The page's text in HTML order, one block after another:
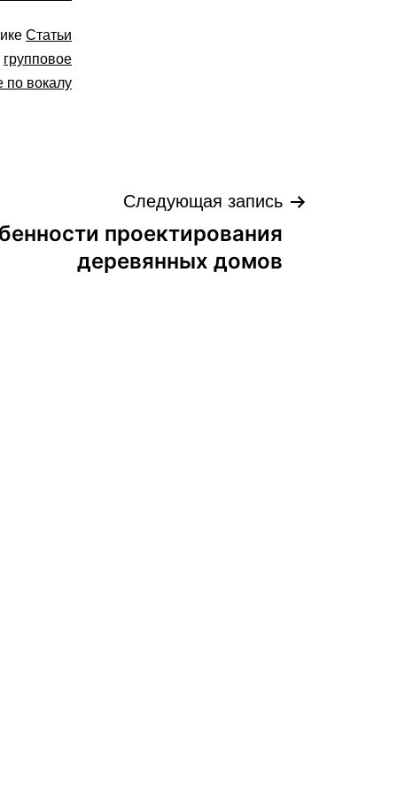
Статьи
групповое
по вокалу
Следующая запись
проектирования
деревянных домов